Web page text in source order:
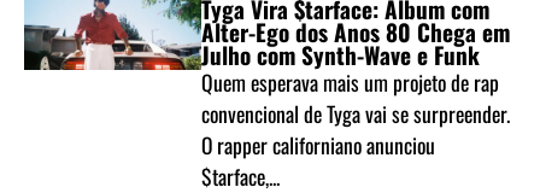
Tyga Vira $tarface: Álbum com
Alter-Ego dos Anos 80 Chega em
Julho com Synth-Wave e Funk
Quem esperava mais um projeto de rap
convencional de Tyga vai se surpreender.
O rapper californiano anunciou
$tarface,...